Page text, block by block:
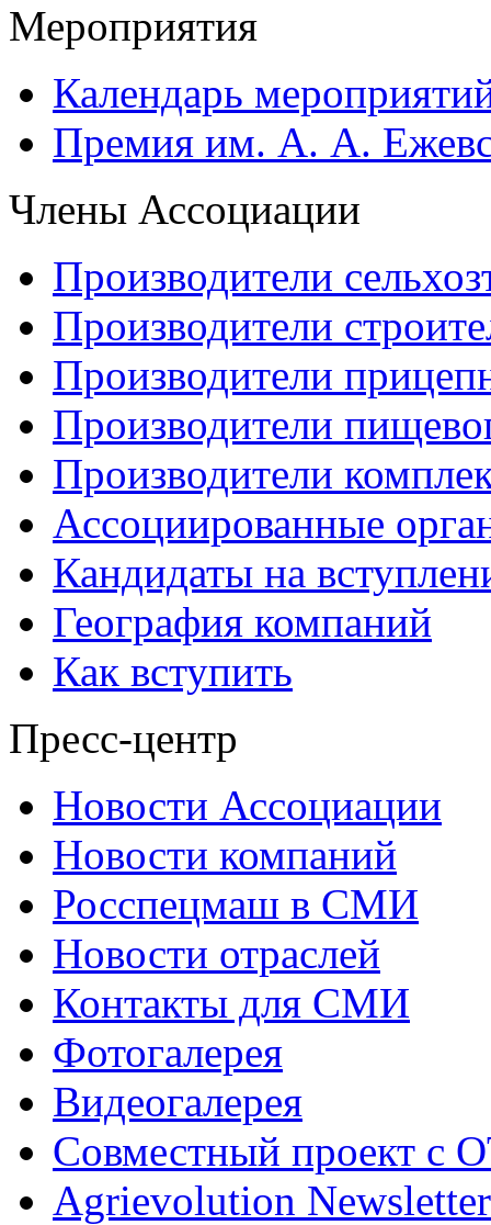
Мероприятия
Календарь
Премия им. А. А.
Члены Ассоциации
Производители
Производители
Производители
Производители
Производители
Ассоциированные
Кандидаты на
География компаний
Как вступить
Пресс-центр
Новости Ассоциации
Новости компаний
Росспецмаш в СМИ
Новости отраслей
Контакты для СМИ
Фотогалерея
Видеогалерея
Совместный проект с
Agrievolution Newsletter